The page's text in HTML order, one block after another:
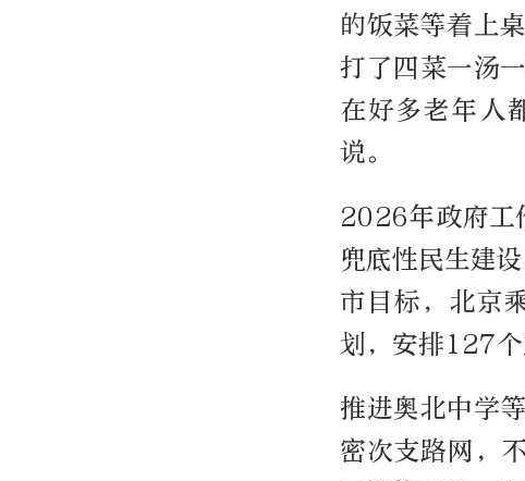
的饭菜等着上
打了四菜一汤
在好多老年
说。
2026年政府工
兜底性民生建
市目标，北京
划，安排127个
推进奥北中学
密次支路网，